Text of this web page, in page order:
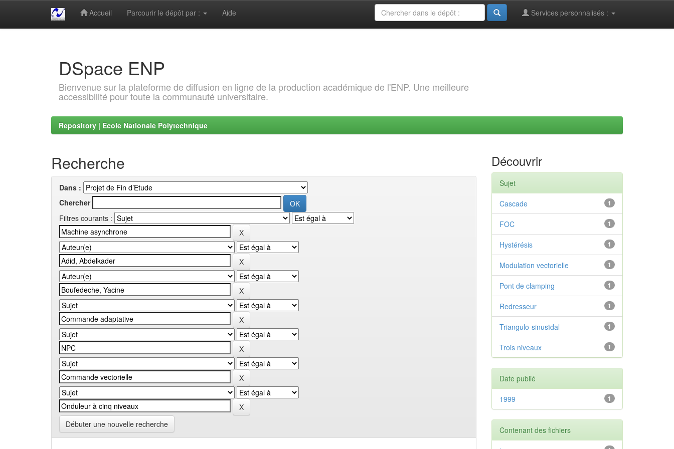
Accueil Parcourir le dépôt par : Aide Services personnalisés :
DSpace ENP
Bienvenue sur la plateforme de diffusion en ligne de la production académique de l'ENP. Une meilleure
accessibilité pour toute la communauté universitaire.
Repository | Ecole Nationale Polytechnique
Recherche
Dans :
Chercher
Filtres courants :
Débuter une nouvelle recherche
Découvrir
Sujet
1
Cascade
1
FOC
1
Hystérésis
1
Modulation vectorielle
1
Pont de clamping
1
Redresseur
1
Triangulo-sinusïdal
1
Trois niveaux
Date publié
1
1999
Contenant des fichiers